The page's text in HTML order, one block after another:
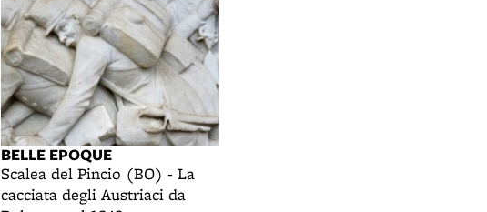
BELLE EPOQUE
Scalea del Pincio (BO) - La
cacciata degli Austriaci da